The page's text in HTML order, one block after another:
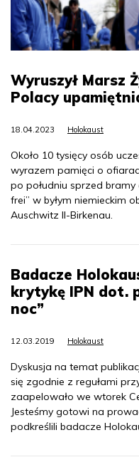
Wyruszył Marsz
Polacy
18.04.2023 Holokaust
Około 10 tysięcy osób
wyrazem pamięci o
po południu sprzed
frei” w byłym niemieckim
Auschwitz II-Birkenau.
Badacze
krytykę IPN dot.
noc”
12.03.2019 Holokaust
Dyskusja na temat
się zgodnie z regułami
zaapelowało we wtorek
Jesteśmy gotowi na
podkreślili badacze